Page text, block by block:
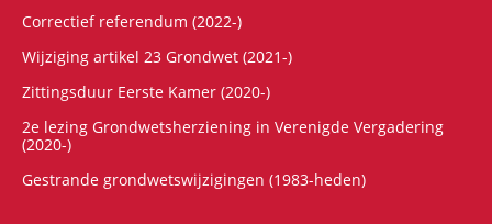
Correctief referendum (2022-)
Wijziging artikel 23 Grondwet (2021-)
Zittingsduur Eerste Kamer (2020-)
2e lezing Grondwetsherziening in Verenigde Vergadering
(2020-)
Gestrande grondwetswijzigingen (1983-heden)